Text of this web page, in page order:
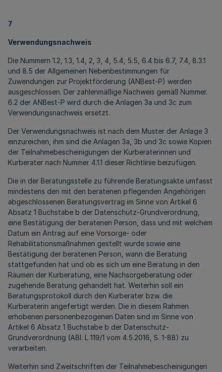
7
Verwendungsnachweis
Die Nummern 1.2, 1.3, 1.4, 2, 3, 4, 5.4, 5.5, 6.4 bis 6.7, 7.4, 8.3.1
und 8.5 der Allgemeinen Nebenbestimmungen für
Zuwendungen zur Projektförderung (ANBest-P) werden
ausgeschlossen. Der zahlenmäßige Nachweis gemäß Nummer.
6.2 der ANBest-P wird durch die Anlagen 3a und 3c zum
Verwendungsnachweis ersetzt.
Der Verwendungsnachweis ist nach dem Muster der Anlage 3
einzureichen, ihm sind die Anlagen 3a, 3b und 3c sowie Kopien
der Teilnahmebescheinigungen der Kurberaterinnen und
Kurberater nach Nummer 4.1.1 dieser Richtlinie beizufügen.
Die in der Beratungsstelle zu führende Beratungsakte umfasst
mindestens den mit den beratenen pflegenden Angehörigen
abgeschlossenen Beratungsvertrag im Sinne von Artikel 6
Absatz 1 Buchstabe b der Datenschutz-Grundverordnung,
eine Bestätigung der beratenen Person, dass und mit welchem
Datum ein Antrag auf eine Vorsorge- oder
Rehabilitationsmaßnahmen gestellt wurde sowie eine
Bestätigung der beratenen Person, wann die Beratung
stattgefunden hat und ob es sich um eine Beratung in den
Räumen der Kurberatung, eine Nachsorgeberatung oder
zugehende Beratung gehandelt hat. Weiterhin soll ein
Beratungsprotokoll durch den Kurberater bzw. die
Kurberaterin angefertigt werden. Die in diesem Rahmen
erhobenen personenbezogenen Daten sind im Sinne von
Artikel 6 Absatz 1 Buchstabe b der Datenschutz-
Grundverordnung (ABl. L 119/1 vom 4.5.2016, S. 1-88) zu
verarbeiten.
Weiterhin sind Zweitschriften der Teilnahmebescheinigungen